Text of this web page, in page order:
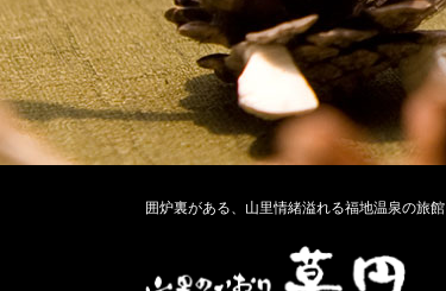
囲炉裏がある、山里情緒溢れる福地温泉の旅館